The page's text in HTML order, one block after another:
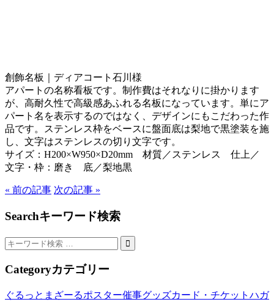
創飾名板｜ディアコート石川様
アパートの名称看板です。制作費はそれなりに掛かります
が、高耐久性で高級感あふれる名板になっています。単にア
パート名を表示するのではなく、デザインにもこだわった作
品です。ステンレス枠をベースに盤面底は梨地で黒塗装を施
し、文字はステンレスの切り文字です。
サイズ：H200×W950×D20mm 材質／ステンレス 仕上／
文字・枠：磨き 底／梨地黒
« 前の記事 次の記事 »
Searchキーワード検索
Categoryカテゴリー
ぐるっとまざーるポスター催事グッズカード・チケット ハガ